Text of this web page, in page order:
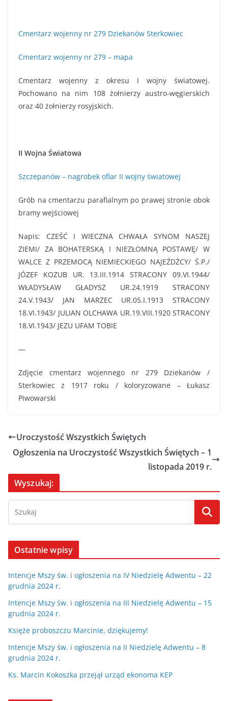
Cmentarz wojenny nr 279 Dziekanów Sterkowiec
Cmentarz wojenny nr 279 – mapa
Cmentarz wojenny z okresu I wojny światowej.
Pochowano na nim 108 żołnierzy austro-węgierskich
oraz 40 żołnierzy rosyjskich.
II Wojna Światowa
Szczepanów – nagrobek ofiar II wojny światowej
Grób na cmentarzu parafialnym po prawej stronie obok
bramy wejściowej
Napis: CZEŚĆ I WIECZNA CHWAŁA SYNOM NASZEJ
ZIEMI/ ZA BOHATERSKĄ I NIEZŁOMNĄ POSTAWĘ/ W
WALCE Z PRZEMOCĄ NIEMIECKIEGO NAJEŹDŹCY/ Ś.P./
JÓZEF KOZUB UR. 13.III.1914 STRACONY 09.VI.1944/
WŁADYSŁAW GŁADYSZ UR.24.1919 STRACONY
24.V.1943/ JAN MARZEC UR.05.I.1913 STRACONY
18.VI.1943/ JULIAN OLCHAWA UR.19.VIII.1920 STRACONY
18.VI.1943/ JEZU UFAM TOBIE
—
Zdjęcie cmentarz wojennego nr 279 Dziekanów /
Sterkowiec z 1917 roku / koloryzowane – Łukasz
Piwowarski
Uroczystość Wszystkich Świętych
Ogłoszenia na Uroczystość Wszystkich Świętych – 1
listopada 2019 r.
Wyszukaj:
Ostatnie wpisy
Intencje Mszy św. i ogłoszenia na IV Niedzielę Adwentu – 22
grudnia 2024 r.
Intencje Mszy św. i ogłoszenia na III Niedzielę Adwentu – 15
grudnia 2024 r.
Księże proboszczu Marcinie, dziękujemy!
Intencje Mszy św. i ogłoszenia na II Niedzielę Adwentu – 8
grudnia 2024 r.
Ks. Marcin Kokoszka przejął urząd ekonoma KEP